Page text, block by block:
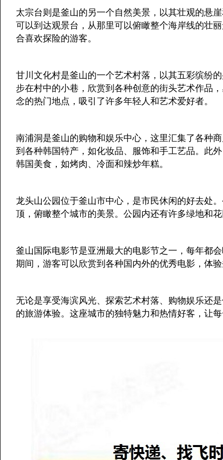
太宗台则是釜山的另一个自然美景，以其壮观的悬
可以到达观景台，从那里可以俯瞰整个海岸线的壮
合喜欢探险的游客。
甘川文化村是釜山的一个艺术村落，以其五彩缤纷
步在村中的小巷，欣赏到各种创意的街头艺术作品
念的热门地点，吸引了许多年轻人和艺术爱好者。
南浦洞是釜山的购物和娱乐中心，这里汇集了各种
到各种韩国特产，如化妆品、服饰和手工艺品。此
韩国美食，如烤肉、冷面和辣炒年糕。
龙头山公园位于釜山市中心，是市民休闲的好去处
顶，俯瞰整个城市的美景。公园内还有许多绿地和
釜山国际电影节是亚洲最大的电影节之一，每年都
期间，游客可以欣赏到各种国内外的优秀电影，体
无论是享受海滨风光、探索艺术村落、购物娱乐还
的旅游体验。这座城市的独特魅力和热情好客，让